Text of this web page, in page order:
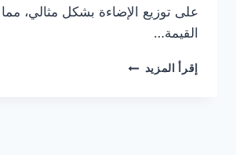
على توزيع الإضاءة بشكل مثالي،
القيمة…
إقرأ المزيد تركيب